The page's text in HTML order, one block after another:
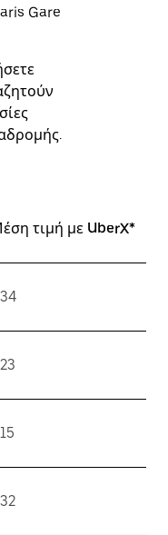
Gare
τιμή με UberX*